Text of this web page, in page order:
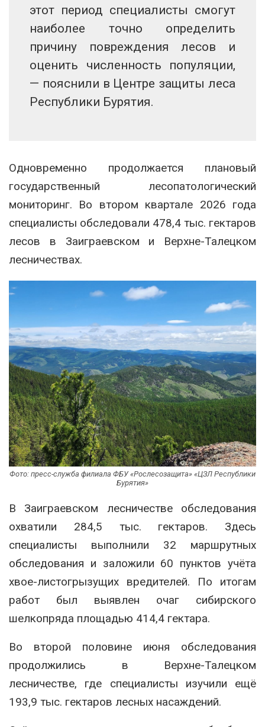
этот период специалисты смогут
наиболее точно определить
причину повреждения лесов и
оценить численность популяции,
— пояснили в Центре защиты леса
Республики Бурятия.
Одновременно продолжается плановый
государственный лесопатологический
мониторинг. Во втором квартале 2026 года
специалисты обследовали 478,4 тыс. гектаров
лесов в Заиграевском и Верхне-Талецком
лесничествах.
Фото: пресс-служба филиала ФБУ «Рослесозащита» «ЦЗЛ Республики
Бурятия»
В Заиграевском лесничестве обследования
охватили 284,5 тыс. гектаров. Здесь
специалисты выполнили 32 маршрутных
обследования и заложили 60 пунктов учёта
хвое-листогрызущих вредителей. По итогам
работ был выявлен очаг сибирского
шелкопряда площадью 414,4 гектара.
Во второй половине июня обследования
продолжились в Верхне-Талецком
лесничестве, где специалисты изучили ещё
193,9 тыс. гектаров лесных насаждений.